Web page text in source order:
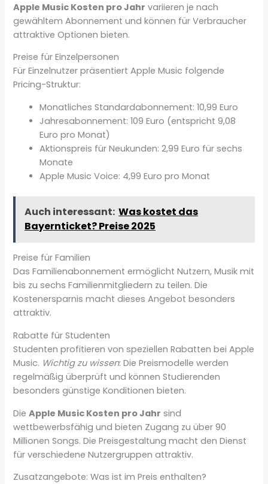
Apple Music Kosten pro Jahr variieren je nach
gewähltem Abonnement und können für Verbraucher
attraktive Optionen bieten.
Preise für Einzelpersonen
Für Einzelnutzer präsentiert Apple Music folgende
Pricing-Struktur:
Monatliches Standardabonnement: 10,99 Euro
Jahresabonnement: 109 Euro (entspricht 9,08
Euro pro Monat)
Aktionspreis für Neukunden: 2,99 Euro für sechs
Monate
Apple Music Voice: 4,99 Euro pro Monat
Auch interessant: Was kostet das
Bayernticket? Preise 2025
Preise für Familien
Das Familienabonnement ermöglicht Nutzern, Musik mit
bis zu sechs Familienmitgliedern zu teilen. Die
Kostenersparnis macht dieses Angebot besonders
attraktiv.
Rabatte für Studenten
Studenten profitieren von speziellen Rabatten bei Apple
Music. Wichtig zu wissen: Die Preismodelle werden
regelmäßig überprüft und können Studierenden
besonders günstige Konditionen bieten.
DieApple Music Kosten pro Jahr sind
wettbewerbsfähig und bieten Zugang zu über 90
Millionen Songs. Die Preisgestaltung macht den Dienst
für verschiedene Nutzergruppen attraktiv.
Zusatzangebote: Was ist im Preis enthalten?